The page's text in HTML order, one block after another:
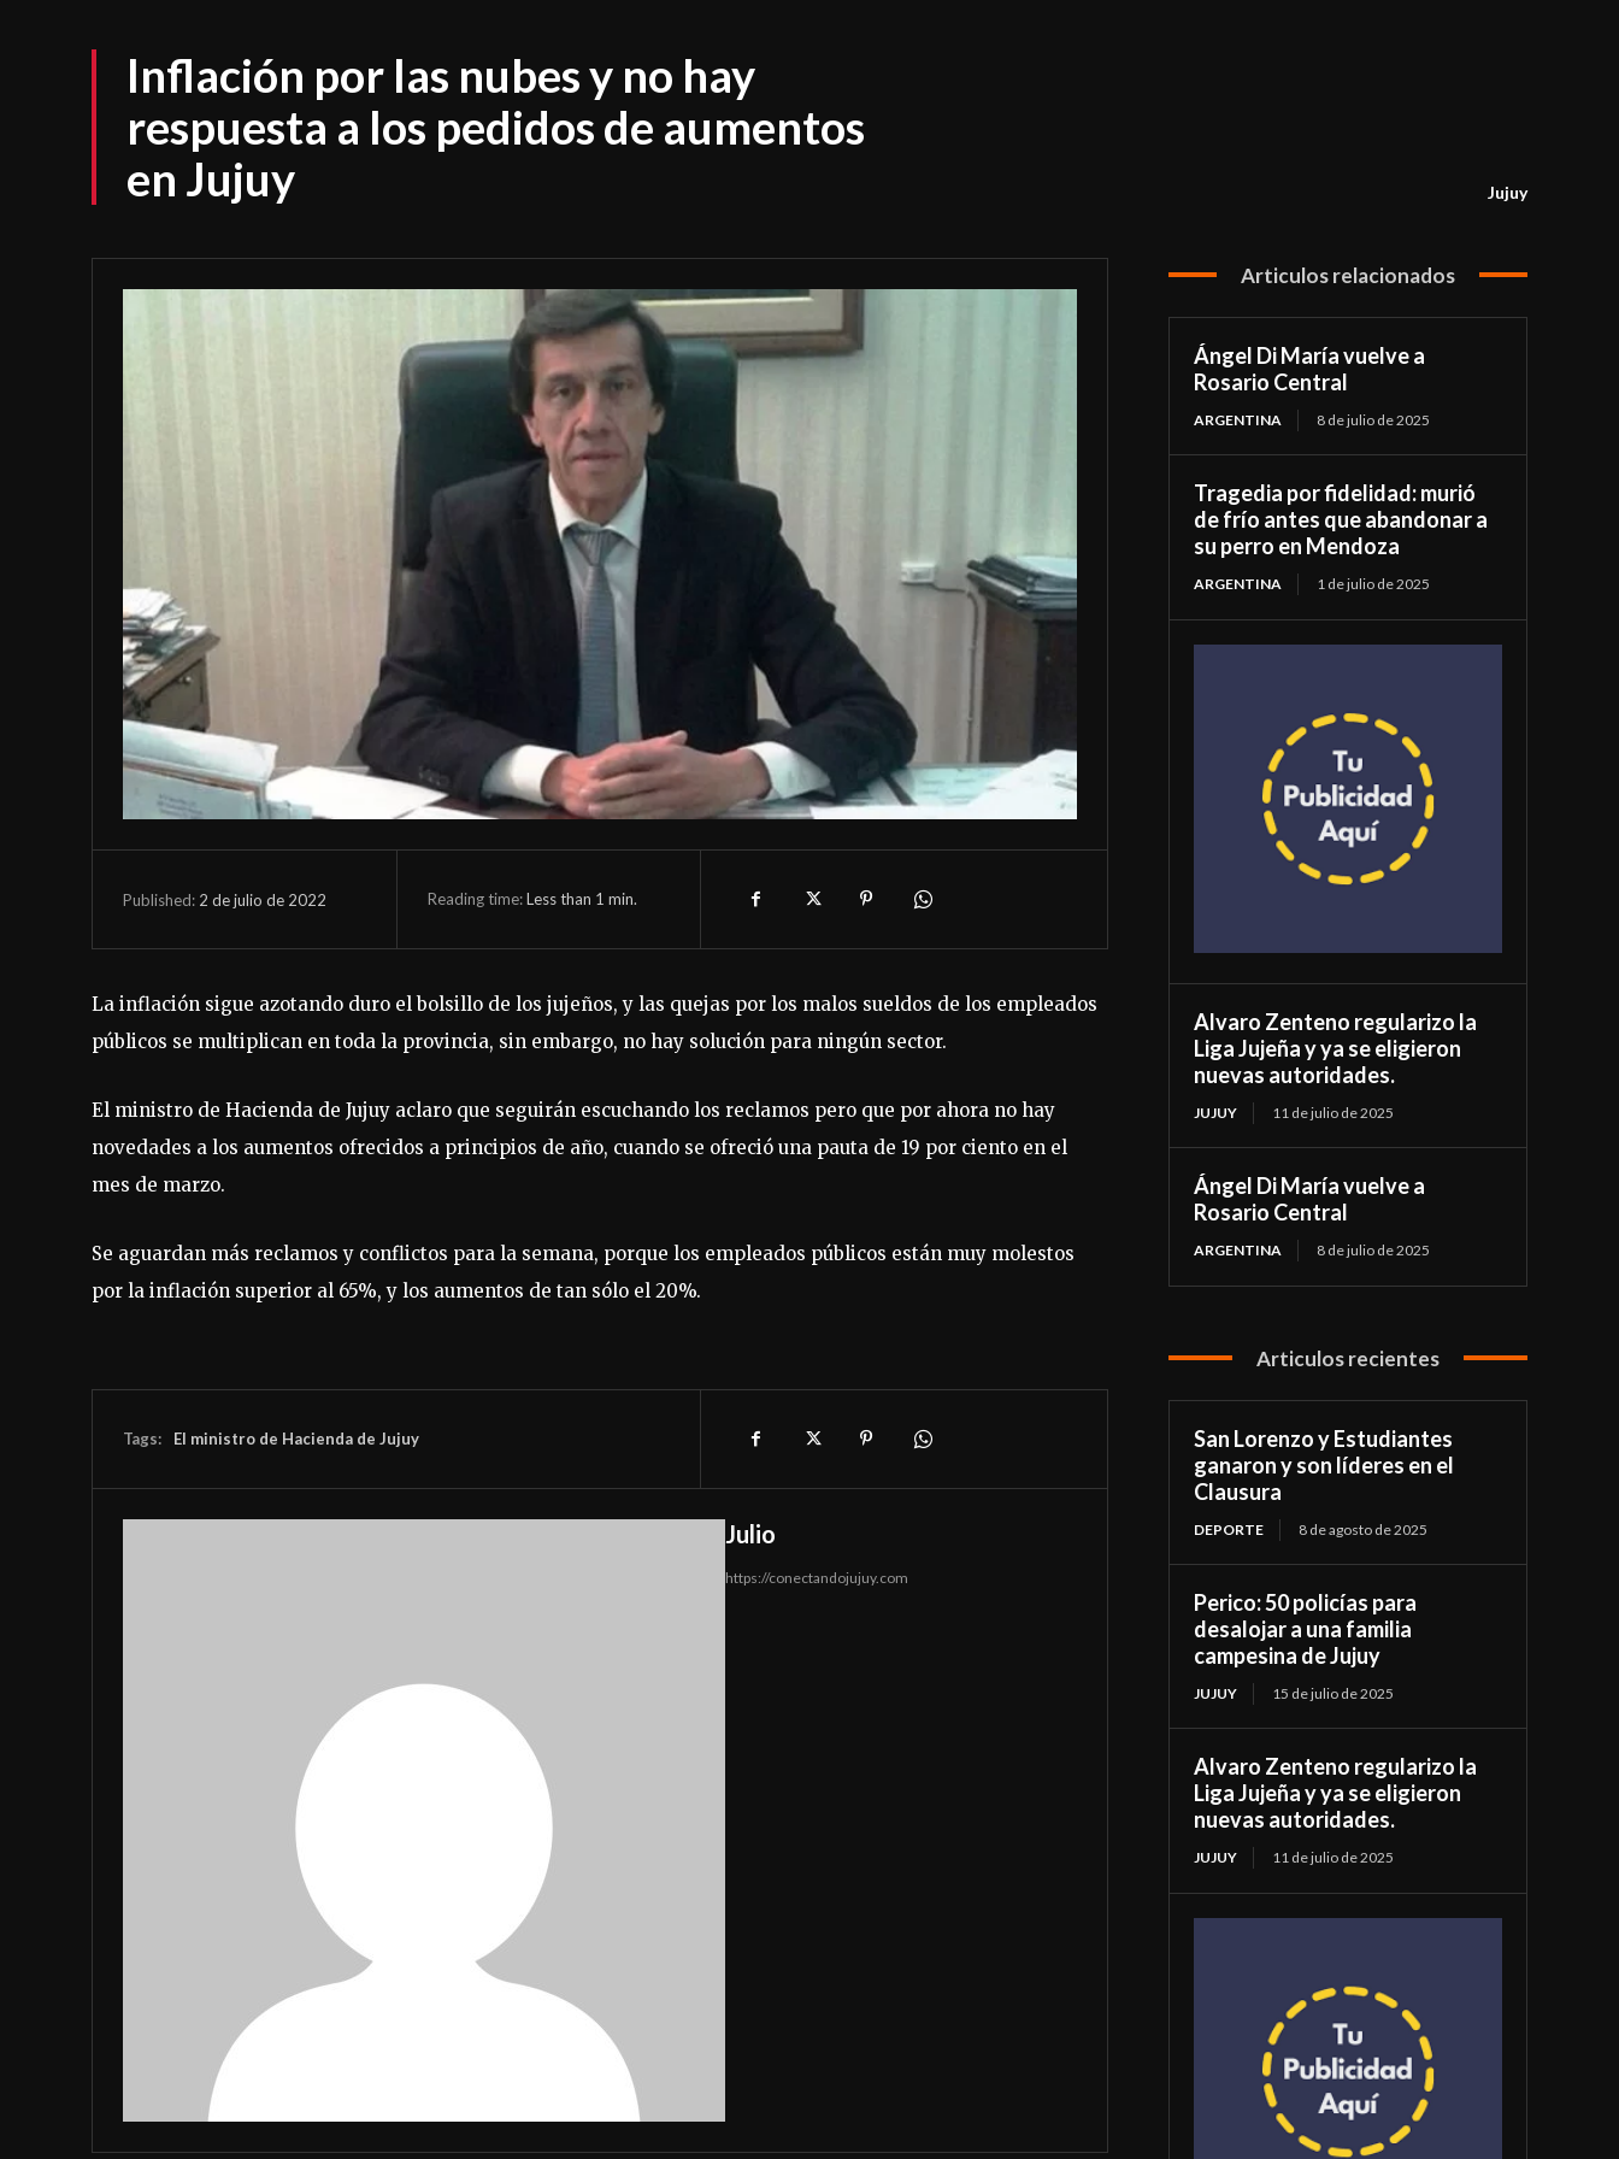
Inflación por las nubes y no hay
respuesta a los pedidos de aumentos
en Jujuy
Jujuy
Published: 2 de julio de 2022 Reading time:Less than 1 min.
La inflación sigue azotando duro el bolsillo de los jujeños, y las quejas por los malos sueldos de los empleados
públicos se multiplican en toda la provincia, sin embargo, no hay solución para ningún sector.
El ministro de Hacienda de Jujuy aclaro que seguirán escuchando los reclamos pero que por ahora no hay
novedades a los aumentos ofrecidos a principios de año, cuando se ofreció una pauta de 19 por ciento en el
mes de marzo.
Se aguardan más reclamos y conflictos para la semana, porque los empleados públicos están muy molestos
por la inflación superior al 65%, y los aumentos de tan sólo el 20%.
Tags: El ministro de Hacienda de Jujuy
Julio
https://conectandojujuy.com
Articulos relacionados
Ángel Di María vuelve a
Rosario Central
ARGENTINA 8 de julio de 2025
Tragedia por fidelidad: murió
de frío antes que abandonar a
su perro en Mendoza
ARGENTINA 1 de julio de 2025
Alvaro Zenteno regularizo la
Liga Jujeña y ya se eligieron
nuevas autoridades.
JUJUY 11 de julio de 2025
Ángel Di María vuelve a
Rosario Central
ARGENTINA 8 de julio de 2025
Articulos recientes
San Lorenzo y Estudiantes
ganaron y son líderes en el
Clausura
DEPORTE 8 de agosto de 2025
Perico: 50 policías para
desalojar a una familia
campesina de Jujuy
JUJUY 15 de julio de 2025
Alvaro Zenteno regularizo la
Liga Jujeña y ya se eligieron
nuevas autoridades.
JUJUY 11 de julio de 2025